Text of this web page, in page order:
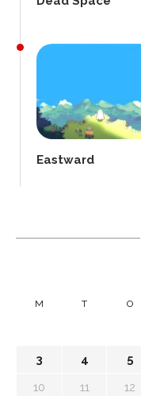
Eastward
M T O
3
4 5
10
11 12